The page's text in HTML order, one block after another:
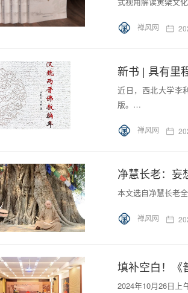
禅风网
新书 | 具有里
近日，西北大学李
版。…
禅风网
净慧长老：妄
本文选自净慧长老
禅风网
填补空白！《
2024年10月26日上